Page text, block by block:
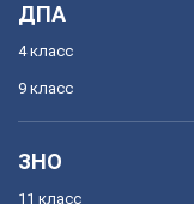
ДПА
4 класс
9 класс
ЗНО
11 класс